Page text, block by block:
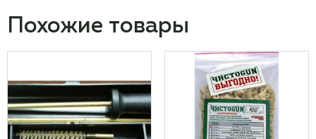
Похожие товары